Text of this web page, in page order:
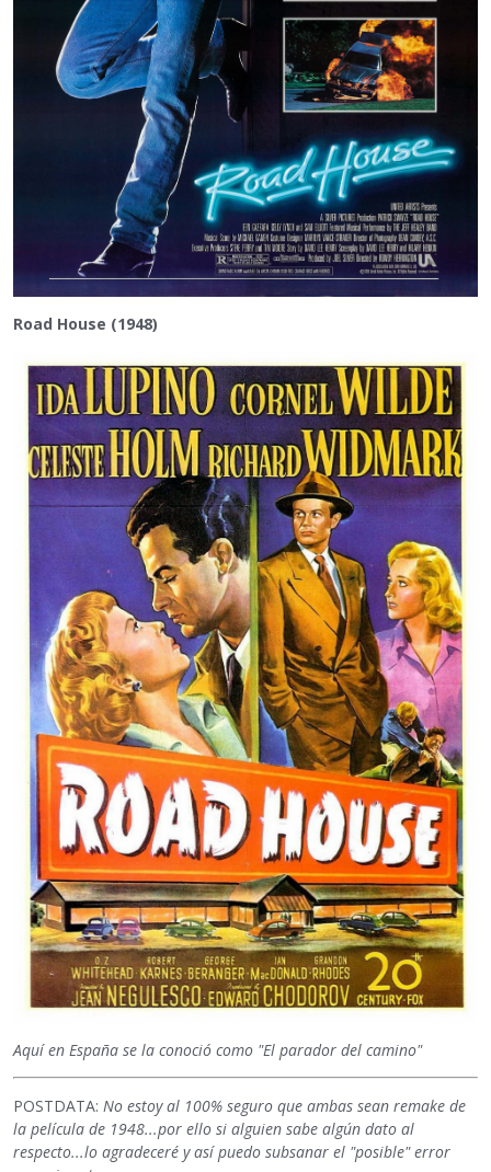
Road House (1948)
Aquí en España se la conoció como "El parador del camino"
POSTDATA: No estoy al 100% seguro que ambas sean remake de
la película de 1948...por ello si alguien sabe algún dato al
respecto...lo agradeceré y así puedo subsanar el "posible" error